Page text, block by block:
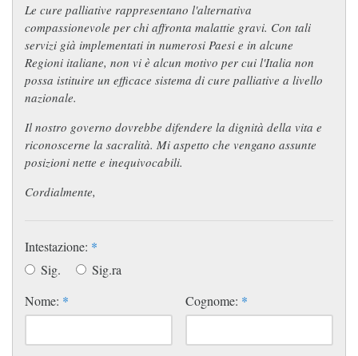
Le cure palliative rappresentano l'alternativa
compassionevole per chi affronta malattie gravi. Con tali
servizi già implementati in numerosi Paesi e in alcune
Regioni italiane, non vi è alcun motivo per cui l'Italia non
possa istituire un efficace sistema di cure palliative a livello
nazionale.
Il nostro governo dovrebbe difendere la dignità della vita e
riconoscerne la sacralità. Mi aspetto che vengano assunte
posizioni nette e inequivocabili.
Cordialmente,
Intestazione: *
Sig.
Sig.ra
Nome: * Cognome: *